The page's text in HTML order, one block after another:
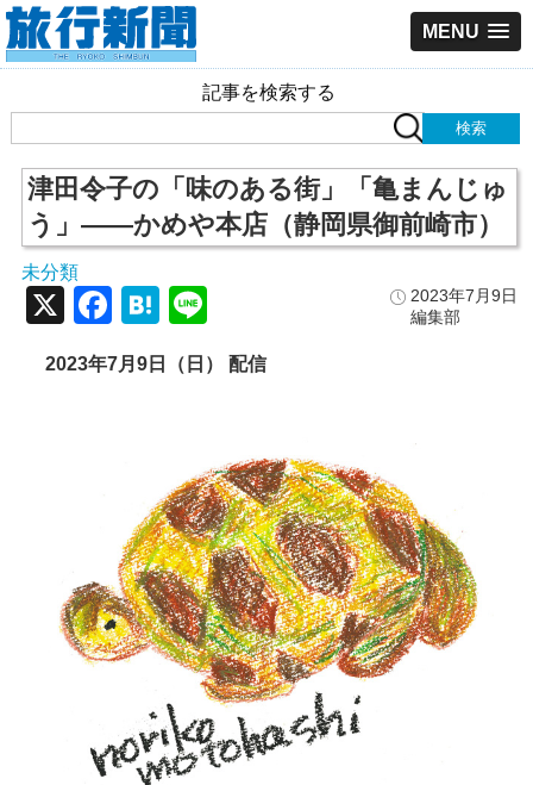
MENU
記事を検索する
津田令子の「味のある街」「亀まんじゅ
う」――かめや本店（静岡県御前崎市）
未分類
2023年7月9日
編集部
X Facebook
Hatena
2023年7月9日（日） 配信